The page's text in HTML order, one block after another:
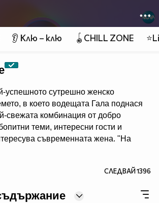
👂 Клю – клю 🪀CHILL ZONE
успешното сутрешно женско
в което водещата Гала поднася
свежата комбинация от добро
теми, интересни гости и
съвременната жена. "На
в
СЛЕДВАЙ1396